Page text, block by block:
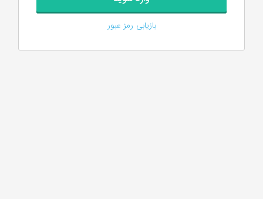
بازیابی رمز عبور